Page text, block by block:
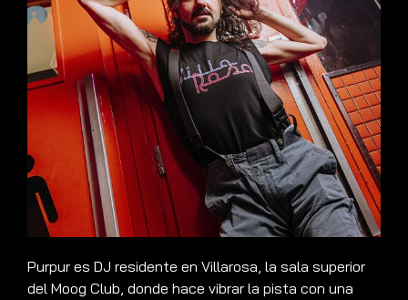
Purpur es DJ residente en Villarosa, la sala superior
del Moog Club, donde hace vibrar la pista con una